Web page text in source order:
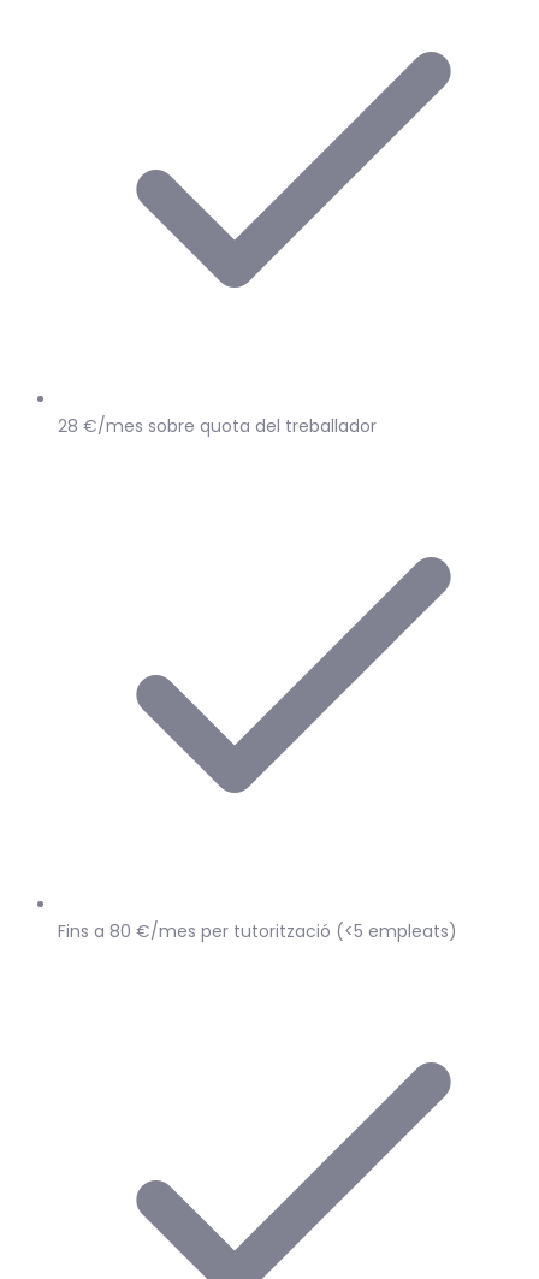
28 €/mes sobre quota del treballador
Fins a 80 €/mes per tutorització (<5 empleats)